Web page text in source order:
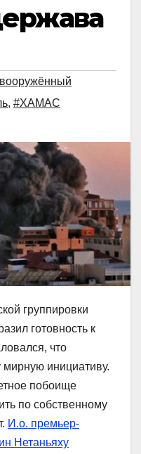
, #ХАМАС
группировки
готовность к
что
мирную инициативу.
побоище
по собственному
И.о. премьер-
Нетаньяху